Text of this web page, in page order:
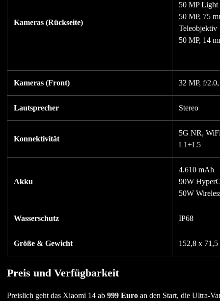
Kameras (Rückseite)
50 MP Light
50 MP, 75
Teleobjektiv
50 MP, 14
Kameras (Front) 32 MP, f/2.0,
Lautsprecher Stereo
Konnektivität
5G NR,
L1+L5
Akku
4.610 mAh
90W
50W
Wasserschutz IP68
Größe & Gewicht 152,8 x
Preis und Verfügbarkeit
Preislich geht das Xiaomi 14 ab 999 Euroan den Start, die Ultra-